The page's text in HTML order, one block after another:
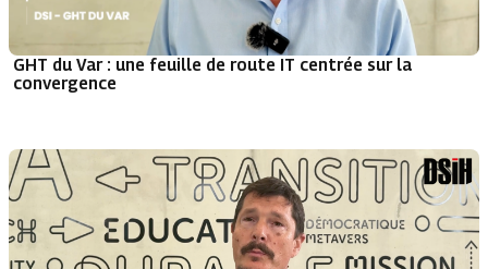
GHT du Var : une feuille de route IT centrée sur la
convergence